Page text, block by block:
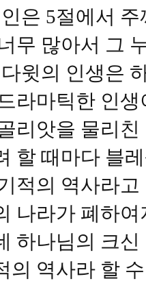
은 5절에서
무 많아서 그
윗의 인생은
라마틱한 인
리앗을 물리
할 때마다 블
적의 역사라
나라가 폐하
하나님의 크
의 역사라 할